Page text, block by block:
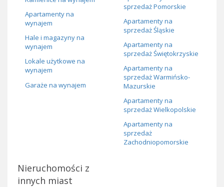
Apartamenty na
wynajem
Hale i magazyny na
wynajem
Lokale użytkowe na
wynajem
Garaże na wynajem
sprzedaż Pomorskie
Apartamenty na
sprzedaż Śląskie
Apartamenty na
sprzedaż Świętokrzyskie
Apartamenty na
sprzedaż Warmińsko-
Mazurskie
Apartamenty na
sprzedaż Wielkopolskie
Apartamenty na
sprzedaż
Zachodniopomorskie
Nieruchomości z
innych miast